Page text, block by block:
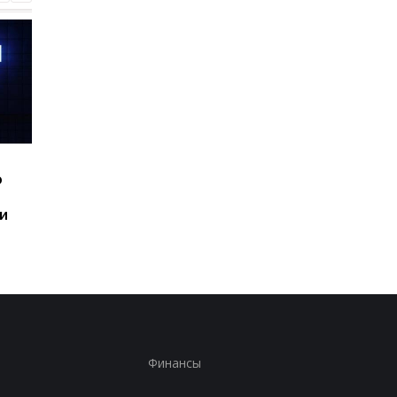
Финансы